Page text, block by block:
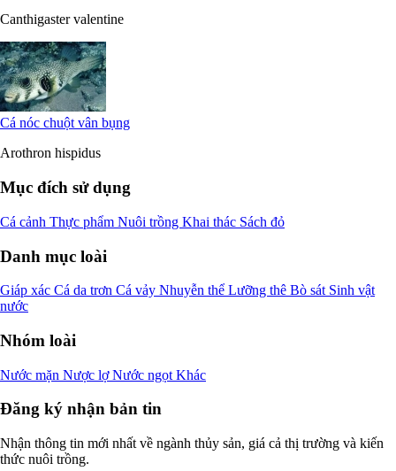
Canthigaster valentine
Cá nóc chuột vân bụng
Arothron hispidus
Mục đích sử dụng
Cá cảnh Thực phẩm Nuôi trồng Khai thác Sách đỏ
Danh mục loài
Giáp xác Cá da trơn Cá vảy Nhuyễn thể Lưỡng thê Bò sát Sinh vật
nước
Nhóm loài
Nước mặn Nược lợNước ngọt Khác
Đăng ký nhận bản tin
Nhận thông tin mới nhất về ngành thủy sản, giá cả thị trường và kiến
thức nuôi trồng.